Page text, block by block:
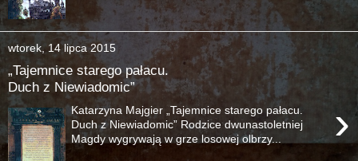
wtorek, 14 lipca 2015
„Tajemnice starego pałacu.
Duch z Niewiadomic”
›
Katarzyna Majgier „Tajemnice starego pałacu.
Duch z Niewiadomic” Rodzice dwunastoletniej
Magdy wygrywają w grze losowej olbrzy...